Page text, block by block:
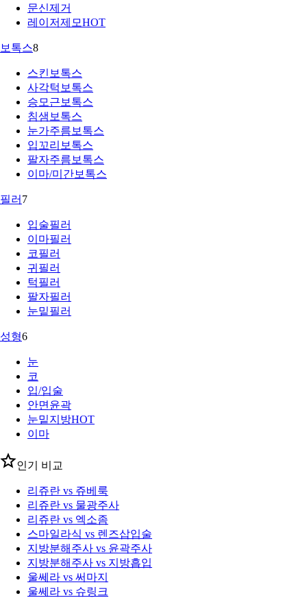
문신제거
레이저제모HOT
보톡스8
스킨보톡스
사각턱보톡스
승모근보톡스
침샘보톡스
눈가주름보톡스
입꼬리보톡스
팔자주름보톡스
이마/미간보톡스
필러 7
입술필러
이마필러
코필러
귀필러
턱필러
팔자필러
눈밑필러
성형6
눈
코
입/입술
안면윤곽
눈밑지방HOT
이마
인기 비교
리쥬란 vs 쥬베룩
리쥬란 vs 물광주사
리쥬란 vs 엑소좀
스마일라식 vs 렌즈삽입술
지방분해주사 vs 윤곽주사
지방분해주사 vs 지방흡입
울쎄라 vs 써마지
울쎄라 vs 슈링크